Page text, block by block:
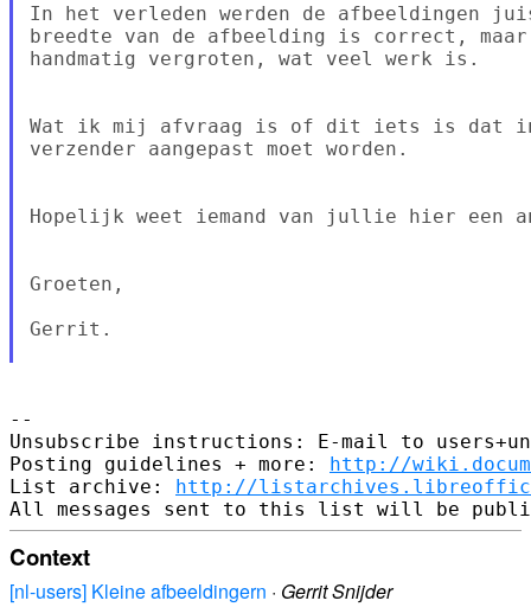
In het verleden werden de afbeeldingen
breedte van de afbeelding is correct,
handmatig vergroten, wat veel werk is.
Wat ik mij afvraag is of dit iets is dat
verzender aangepast moet worden.
Hopelijk weet iemand van jullie hier een
Groeten,
Gerrit.
--
Unsubscribe instructions: E-mail to
Posting guidelines + more: http://
List archive: http://
Context
[nl-users] Kleine afbeeldingern · Gerrit Snijder